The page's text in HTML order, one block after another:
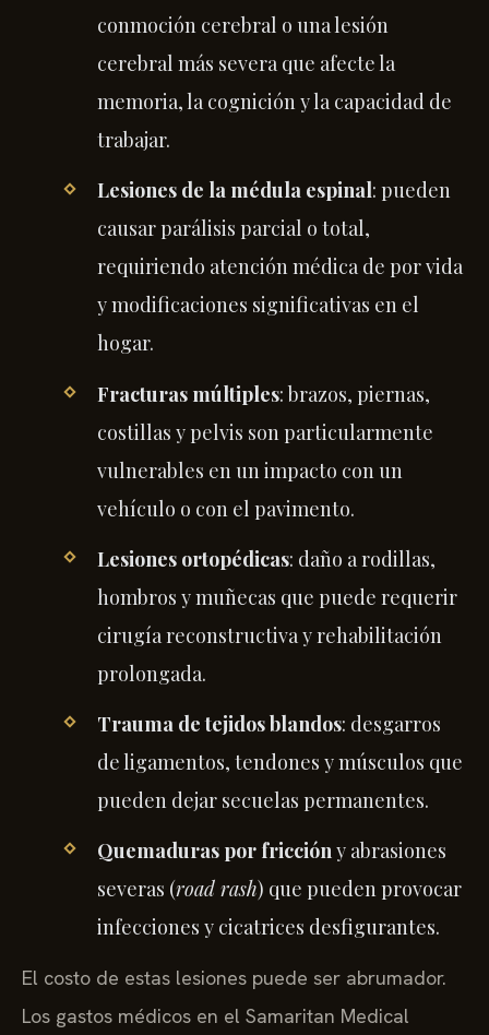
conmoción cerebral o una lesión
cerebral más severa que afecte la
memoria, la cognición y la capacidad de
trabajar.
Lesiones de la médula espinal: pueden
causar parálisis parcial o total,
requiriendo atención médica de por vida
y modificaciones significativas en el
hogar.
Fracturas múltiples: brazos, piernas,
costillas y pelvis son particularmente
vulnerables en un impacto con un
vehículo o con el pavimento.
Lesiones ortopédicas: daño a rodillas,
hombros y muñecas que puede requerir
cirugía reconstructiva y rehabilitación
prolongada.
Trauma de tejidos blandos: desgarros
de ligamentos, tendones y músculos que
pueden dejar secuelas permanentes.
Quemaduras por friccióny abrasiones
severas (road rash) que pueden provocar
infecciones y cicatrices desfigurantes.
El costo de estas lesiones puede ser abrumador.
Los gastos médicos en el Samaritan Medical